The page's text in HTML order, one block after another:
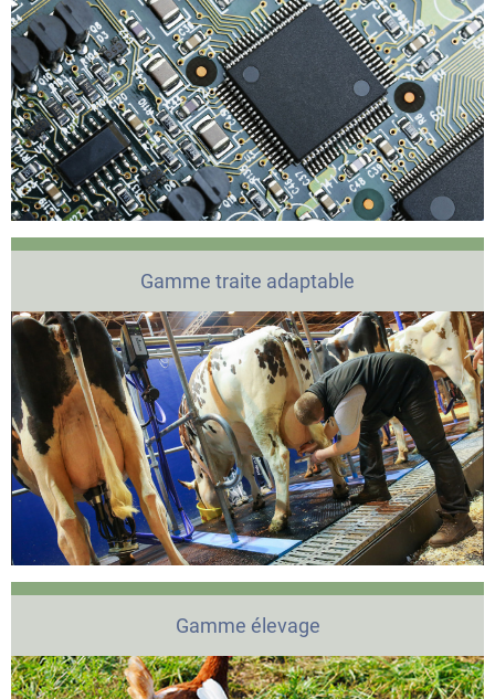
Gamme traite adaptable
Gamme élevage